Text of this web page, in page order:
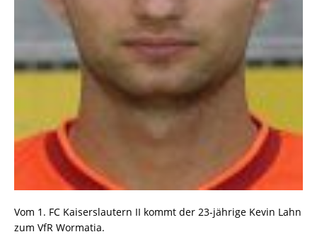
Vom 1. FC Kaiserslautern II kommt der 23-jährige Kevin Lahn
zum VfR Wormatia.